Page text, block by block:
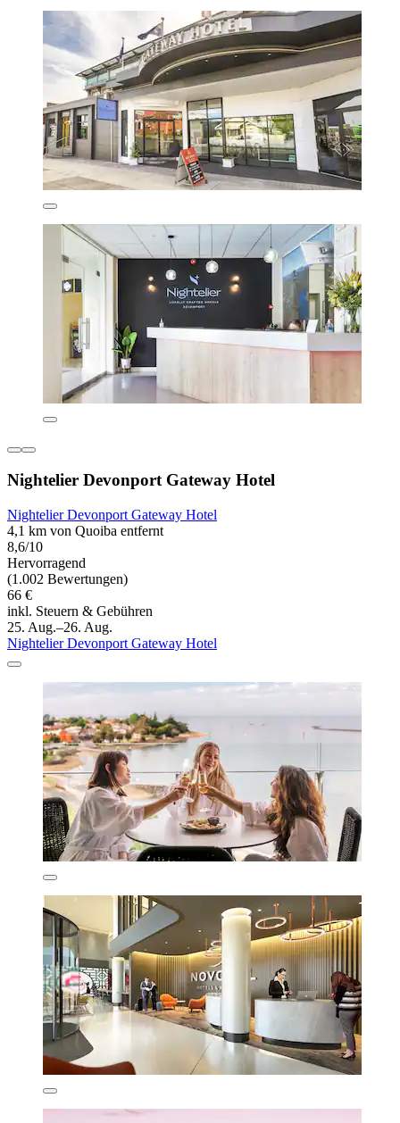
Nightelier Devonport Gateway Hotel
Nightelier Devonport Gateway Hotel
4,1 km von Quoiba entfernt
8,6/10
Hervorragend
(1.002 Bewertungen)
66 €
inkl. Steuern & Gebühren
25. Aug.–26. Aug.
Nightelier Devonport Gateway Hotel